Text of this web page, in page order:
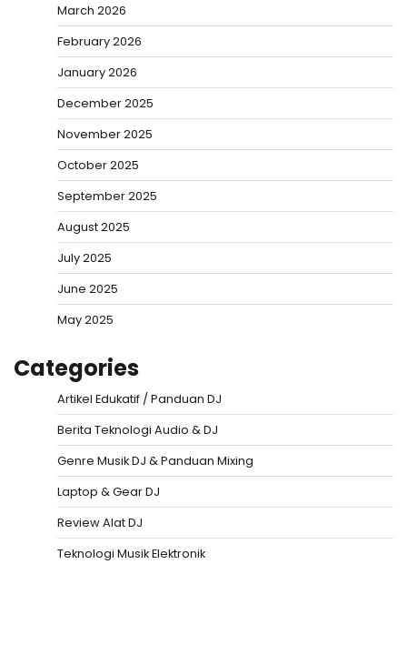
March 2026
February 2026
January 2026
December 2025
November 2025
October 2025
September 2025
August 2025
July 2025
June 2025
May 2025
Categories
Artikel Edukatif / Panduan DJ
Berita Teknologi Audio & DJ
Genre Musik DJ & Panduan Mixing
Laptop & Gear DJ
Review Alat DJ
Teknologi Musik Elektronik